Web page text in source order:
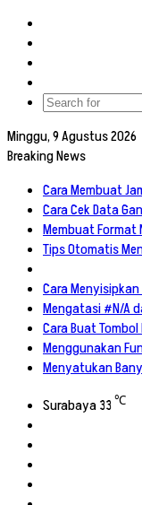
skin
Minggu, 9 Agustus 2026
Breaking News
Cara Membuat
Cara Cek Data
Membuat Format
Tips Otomatis
Cara
Mengatasi #N/A
Cara Buat
Menggunakan
Menyatukan
Surabaya33℃